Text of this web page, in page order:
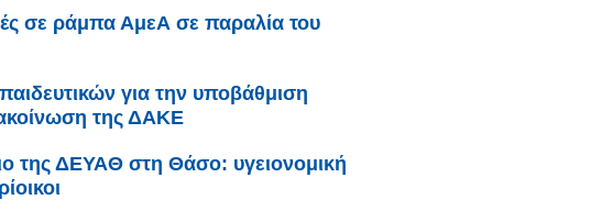
σε ράμπα ΑμεΑ σε παραλία του
για την υποβάθμιση
της ΔΑΚΕ
της ΔΕΥΑΘ στη Θάσο: υγειονομική